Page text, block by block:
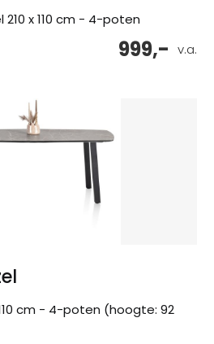
x 110 cm - 4-poten
v.a.
999,-
cm - 4-poten (hoogte: 92